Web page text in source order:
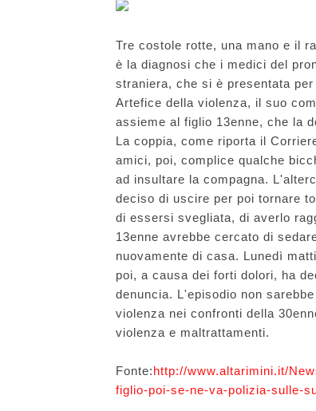
Tre costole rotte, una mano e il
è la diagnosi che i medici del
straniera, che si è presentata
Artefice della violenza, il suo
assieme al figlio 13enne, che la
La coppia, come riporta il
amici, poi, complice qualche
ad insultare la compagna.
deciso di uscire per poi tornare
di essersi svegliata, di averlo
13enne avrebbe cercato di
nuovamente di casa. Lunedì
poi, a causa dei forti dolori, ha
denuncia. L'episodio non
violenza nei confronti della
violenza e maltrattamenti.
Fonte:http://www.altarimini.it/
figlio-poi-se-ne-va-polizia-sulle-